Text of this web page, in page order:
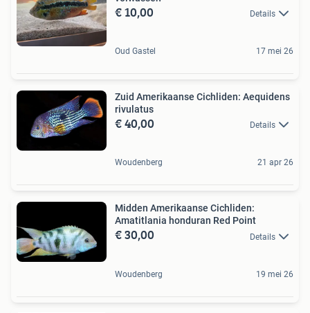
€ 10,00 Details
Oud Gastel 17 mei 26
Zuid Amerikaanse Cichliden: Aequidens
rivulatus
€ 40,00 Details
Woudenberg 21 apr 26
Midden Amerikaanse Cichliden:
Amatitlania honduran Red Point
€ 30,00 Details
Woudenberg 19 mei 26